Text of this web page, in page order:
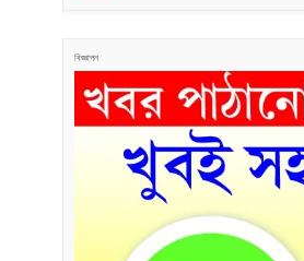
বিজ্ঞাপন